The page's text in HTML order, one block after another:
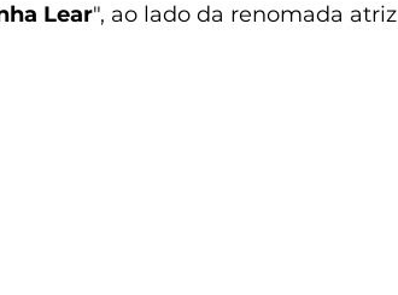
Lear", ao lado da renomada atriz